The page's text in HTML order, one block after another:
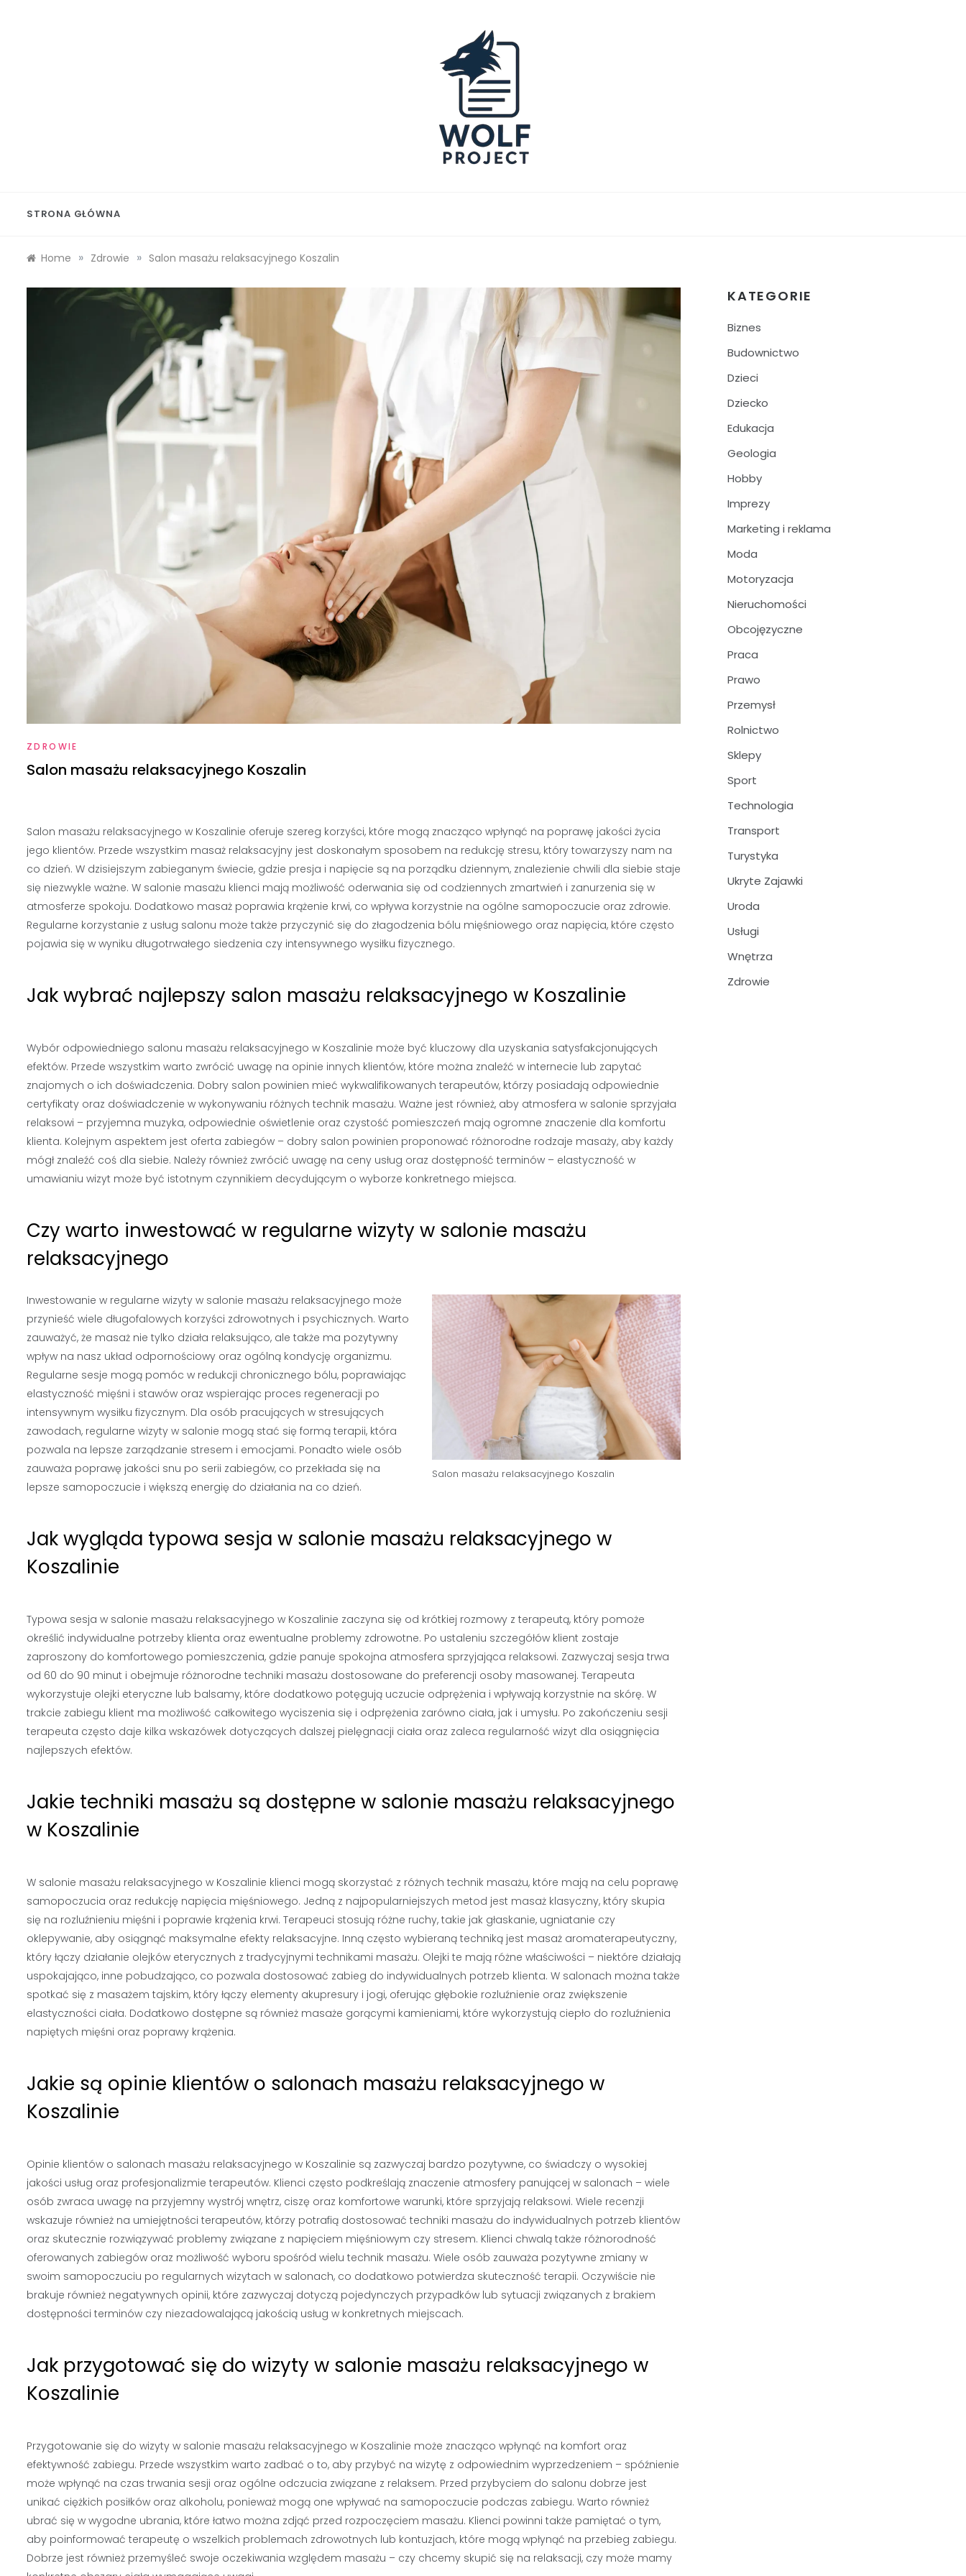
STRONA GŁÓWNA
Home » Zdrowie » Salon masażu relaksacyjnego Koszalin
ZDROWIE
Salon masażu relaksacyjnego Koszalin
Salon masażu relaksacyjnego w Koszalinie oferuje szereg korzyści, które mogą znacząco wpłynąć na poprawę jakości życia
jego klientów. Przede wszystkim masaż relaksacyjny jest doskonałym sposobem na redukcję stresu, który towarzyszy nam na
co dzień. W dzisiejszym zabieganym świecie, gdzie presja i napięcie są na porządku dziennym, znalezienie chwili dla siebie staje
się niezwykle ważne. W salonie masażu klienci mają możliwość oderwania się od codziennych zmartwień i zanurzenia się w
atmosferze spokoju. Dodatkowo masaż poprawia krążenie krwi, co wpływa korzystnie na ogólne samopoczucie oraz zdrowie.
Regularne korzystanie z usług salonu może także przyczynić się do złagodzenia bólu mięśniowego oraz napięcia, które często
pojawia się w wyniku długotrwałego siedzenia czy intensywnego wysiłku fizycznego.
Jak wybrać najlepszy salon masażu relaksacyjnego w Koszalinie
Wybór odpowiedniego salonu masażu relaksacyjnego w Koszalinie może być kluczowy dla uzyskania satysfakcjonujących
efektów. Przede wszystkim warto zwrócić uwagę na opinie innych klientów, które można znaleźć w internecie lub zapytać
znajomych o ich doświadczenia. Dobry salon powinien mieć wykwalifikowanych terapeutów, którzy posiadają odpowiednie
certyfikaty oraz doświadczenie w wykonywaniu różnych technik masażu. Ważne jest również, aby atmosfera w salonie sprzyjała
relaksowi – przyjemna muzyka, odpowiednie oświetlenie oraz czystość pomieszczeń mają ogromne znaczenie dla komfortu
klienta. Kolejnym aspektem jest oferta zabiegów – dobry salon powinien proponować różnorodne rodzaje masaży, aby każdy
mógł znaleźć coś dla siebie. Należy również zwrócić uwagę na ceny usług oraz dostępność terminów – elastyczność w
umawianiu wizyt może być istotnym czynnikiem decydującym o wyborze konkretnego miejsca.
Czy warto inwestować w regularne wizyty w salonie masażu
relaksacyjnego
Salon masażu relaksacyjnego Koszalin
Inwestowanie w regularne wizyty w salonie masażu relaksacyjnego może
przynieść wiele długofalowych korzyści zdrowotnych i psychicznych. Warto
zauważyć, że masaż nie tylko działa relaksująco, ale także ma pozytywny
wpływ na nasz układ odpornościowy oraz ogólną kondycję organizmu.
Regularne sesje mogą pomóc w redukcji chronicznego bólu, poprawiając
elastyczność mięśni i stawów oraz wspierając proces regeneracji po
intensywnym wysiłku fizycznym. Dla osób pracujących w stresujących
zawodach, regularne wizyty w salonie mogą stać się formą terapii, która
pozwala na lepsze zarządzanie stresem i emocjami. Ponadto wiele osób
zauważa poprawę jakości snu po serii zabiegów, co przekłada się na
lepsze samopoczucie i większą energię do działania na co dzień.
Jak wygląda typowa sesja w salonie masażu relaksacyjnego w
Koszalinie
Typowa sesja w salonie masażu relaksacyjnego w Koszalinie zaczyna się od krótkiej rozmowy z terapeutą, który pomoże
określić indywidualne potrzeby klienta oraz ewentualne problemy zdrowotne. Po ustaleniu szczegółów klient zostaje
zaproszony do komfortowego pomieszczenia, gdzie panuje spokojna atmosfera sprzyjająca relaksowi. Zazwyczaj sesja trwa
od 60 do 90 minut i obejmuje różnorodne techniki masażu dostosowane do preferencji osoby masowanej. Terapeuta
wykorzystuje olejki eteryczne lub balsamy, które dodatkowo potęgują uczucie odprężenia i wpływają korzystnie na skórę. W
trakcie zabiegu klient ma możliwość całkowitego wyciszenia się i odprężenia zarówno ciała, jak i umysłu. Po zakończeniu sesji
terapeuta często daje kilka wskazówek dotyczących dalszej pielęgnacji ciała oraz zaleca regularność wizyt dla osiągnięcia
najlepszych efektów.
Jakie techniki masażu są dostępne w salonie masażu relaksacyjnego
w Koszalinie
W salonie masażu relaksacyjnego w Koszalinie klienci mogą skorzystać z różnych technik masażu, które mają na celu poprawę
samopoczucia oraz redukcję napięcia mięśniowego. Jedną z najpopularniejszych metod jest masaż klasyczny, który skupia
się na rozluźnieniu mięśni i poprawie krążenia krwi. Terapeuci stosują różne ruchy, takie jak głaskanie, ugniatanie czy
oklepywanie, aby osiągnąć maksymalne efekty relaksacyjne. Inną często wybieraną techniką jest masaż aromaterapeutyczny,
który łączy działanie olejków eterycznych z tradycyjnymi technikami masażu. Olejki te mają różne właściwości – niektóre działają
uspokajająco, inne pobudzająco, co pozwala dostosować zabieg do indywidualnych potrzeb klienta. W salonach można także
spotkać się z masażem tajskim, który łączy elementy akupresury i jogi, oferując głębokie rozluźnienie oraz zwiększenie
elastyczności ciała. Dodatkowo dostępne są również masaże gorącymi kamieniami, które wykorzystują ciepło do rozluźnienia
napiętych mięśni oraz poprawy krążenia.
Jakie są opinie klientów o salonach masażu relaksacyjnego w
Koszalinie
Opinie klientów o salonach masażu relaksacyjnego w Koszalinie są zazwyczaj bardzo pozytywne, co świadczy o wysokiej
jakości usług oraz profesjonalizmie terapeutów. Klienci często podkreślają znaczenie atmosfery panującej w salonach – wiele
osób zwraca uwagę na przyjemny wystrój wnętrz, ciszę oraz komfortowe warunki, które sprzyjają relaksowi. Wiele recenzji
wskazuje również na umiejętności terapeutów, którzy potrafią dostosować techniki masażu do indywidualnych potrzeb klientów
oraz skutecznie rozwiązywać problemy związane z napięciem mięśniowym czy stresem. Klienci chwalą także różnorodność
oferowanych zabiegów oraz możliwość wyboru spośród wielu technik masażu. Wiele osób zauważa pozytywne zmiany w
swoim samopoczuciu po regularnych wizytach w salonach, co dodatkowo potwierdza skuteczność terapii. Oczywiście nie
brakuje również negatywnych opinii, które zazwyczaj dotyczą pojedynczych przypadków lub sytuacji związanych z brakiem
dostępności terminów czy niezadowalającą jakością usług w konkretnych miejscach.
Jak przygotować się do wizyty w salonie masażu relaksacyjnego w
Koszalinie
Przygotowanie się do wizyty w salonie masażu relaksacyjnego w Koszalinie może znacząco wpłynąć na komfort oraz
efektywność zabiegu. Przede wszystkim warto zadbać o to, aby przybyć na wizytę z odpowiednim wyprzedzeniem – spóźnienie
może wpłynąć na czas trwania sesji oraz ogólne odczucia związane z relaksem. Przed przybyciem do salonu dobrze jest
unikać ciężkich posiłków oraz alkoholu, ponieważ mogą one wpływać na samopoczucie podczas zabiegu. Warto również
ubrać się w wygodne ubrania, które łatwo można zdjąć przed rozpoczęciem masażu. Klienci powinni także pamiętać o tym,
aby poinformować terapeutę o wszelkich problemach zdrowotnych lub kontuzjach, które mogą wpłynąć na przebieg zabiegu.
Dobrze jest również przemyśleć swoje oczekiwania względem masażu – czy chcemy skupić się na relaksacji, czy może mamy
KATEGORIE
Biznes
Budownictwo
Dzieci
Dziecko
Edukacja
Geologia
Hobby
Imprezy
Marketing i reklama
Moda
Motoryzacja
Nieruchomości
Obcojęzyczne
Praca
Prawo
Przemysł
Rolnictwo
Sklepy
Sport
Technologia
Transport
Turystyka
Ukryte Zajawki
Uroda
Usługi
Wnętrza
Zdrowie